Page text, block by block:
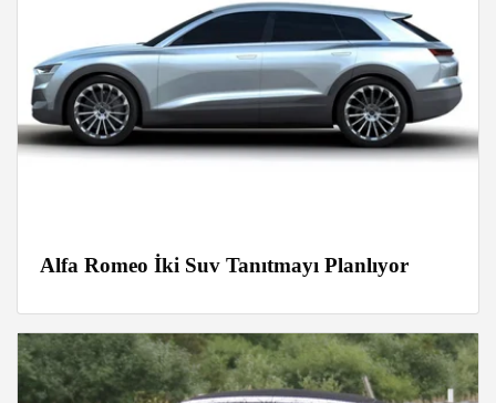
Alfa Romeo İki Suv Tanıtmayı Planlıyor